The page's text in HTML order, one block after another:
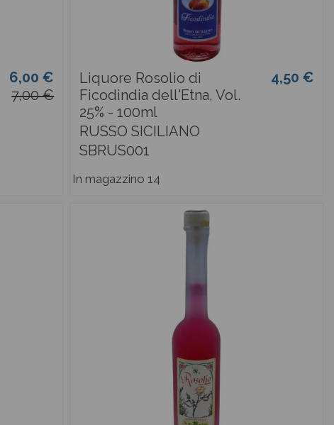
6,00 €
7,00 €
Liquore Rosolio di
Ficodindia dell'Etna, Vol.
25% - 100ml
RUSSO SICILIANO
SBRUS001
4,50 €
In magazzino 14